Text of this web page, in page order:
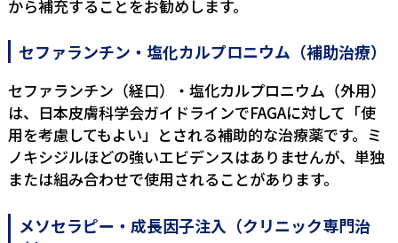
から補充することをお勧めします。
セファランチン・塩化カルプロニウム（補助治療）
セファランチン（経口）・塩化カルプロニウム（外用）
は、日本皮膚科学会ガイドラインでFAGAに対して「使
用を考慮してもよい」とされる補助的な治療薬です。ミ
ノキシジルほどの強いエビデンスはありませんが、単独
または組み合わせで使用されることがあります。
メソセラピー・成長因子注入（クリニック専門治